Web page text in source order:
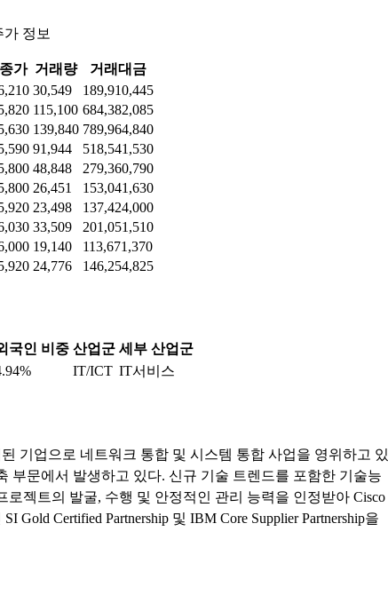
정보
종가 거래량
거래대금
30,549
189,910,445
115,100 684,382,085
139,840 789,964,840
91,944
518,541,530
48,848
279,360,790
26,451
153,041,630
23,498
137,424,000
33,509
201,051,510
19,140
113,671,370
24,776 146,254,825
국인 비중 산업군 세부 산업군
IT/ICT IT서비스
기업으로 네트워크 통합 및 시스템 통합 사업을 영위하고 있
부문에서 발생하고 있다. 신규 기술 트렌드를 포함한 기술능
로젝트의 발굴, 수행 및 안정적인 관리 능력을 인정받아 Cisco
Gold Certified Partnership 및 IBM Core Supplier Partnership을